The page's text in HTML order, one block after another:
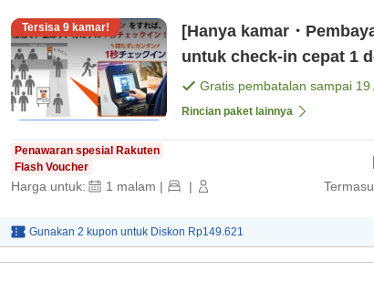
Tersisa 9 kamar!
[Hanya kamar・
untuk check-in cepat 1
Gratis pembatalan sampai 19
Rincian paket lainnya
Penawaran spesial Rakuten
Flash Voucher
Harga untuk: 1 malam | |
Gunakan 2 kupon untuk Diskon Rp149.621